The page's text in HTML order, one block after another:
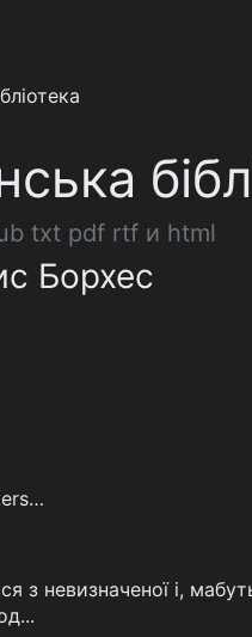
txt pdf rtf и html
Борхес
невизначеної і,